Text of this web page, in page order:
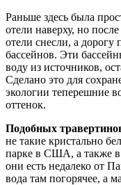
Раньше здесь была
отели наверху, но
отели снесли, а дорогу
бассейнов. Эти
воду из источников,
Сделано это для
экологии теперешние
оттенок.
Подобных
не такие кристально
парке в США, а также
они есть недалеко от
вода там погорячее, а